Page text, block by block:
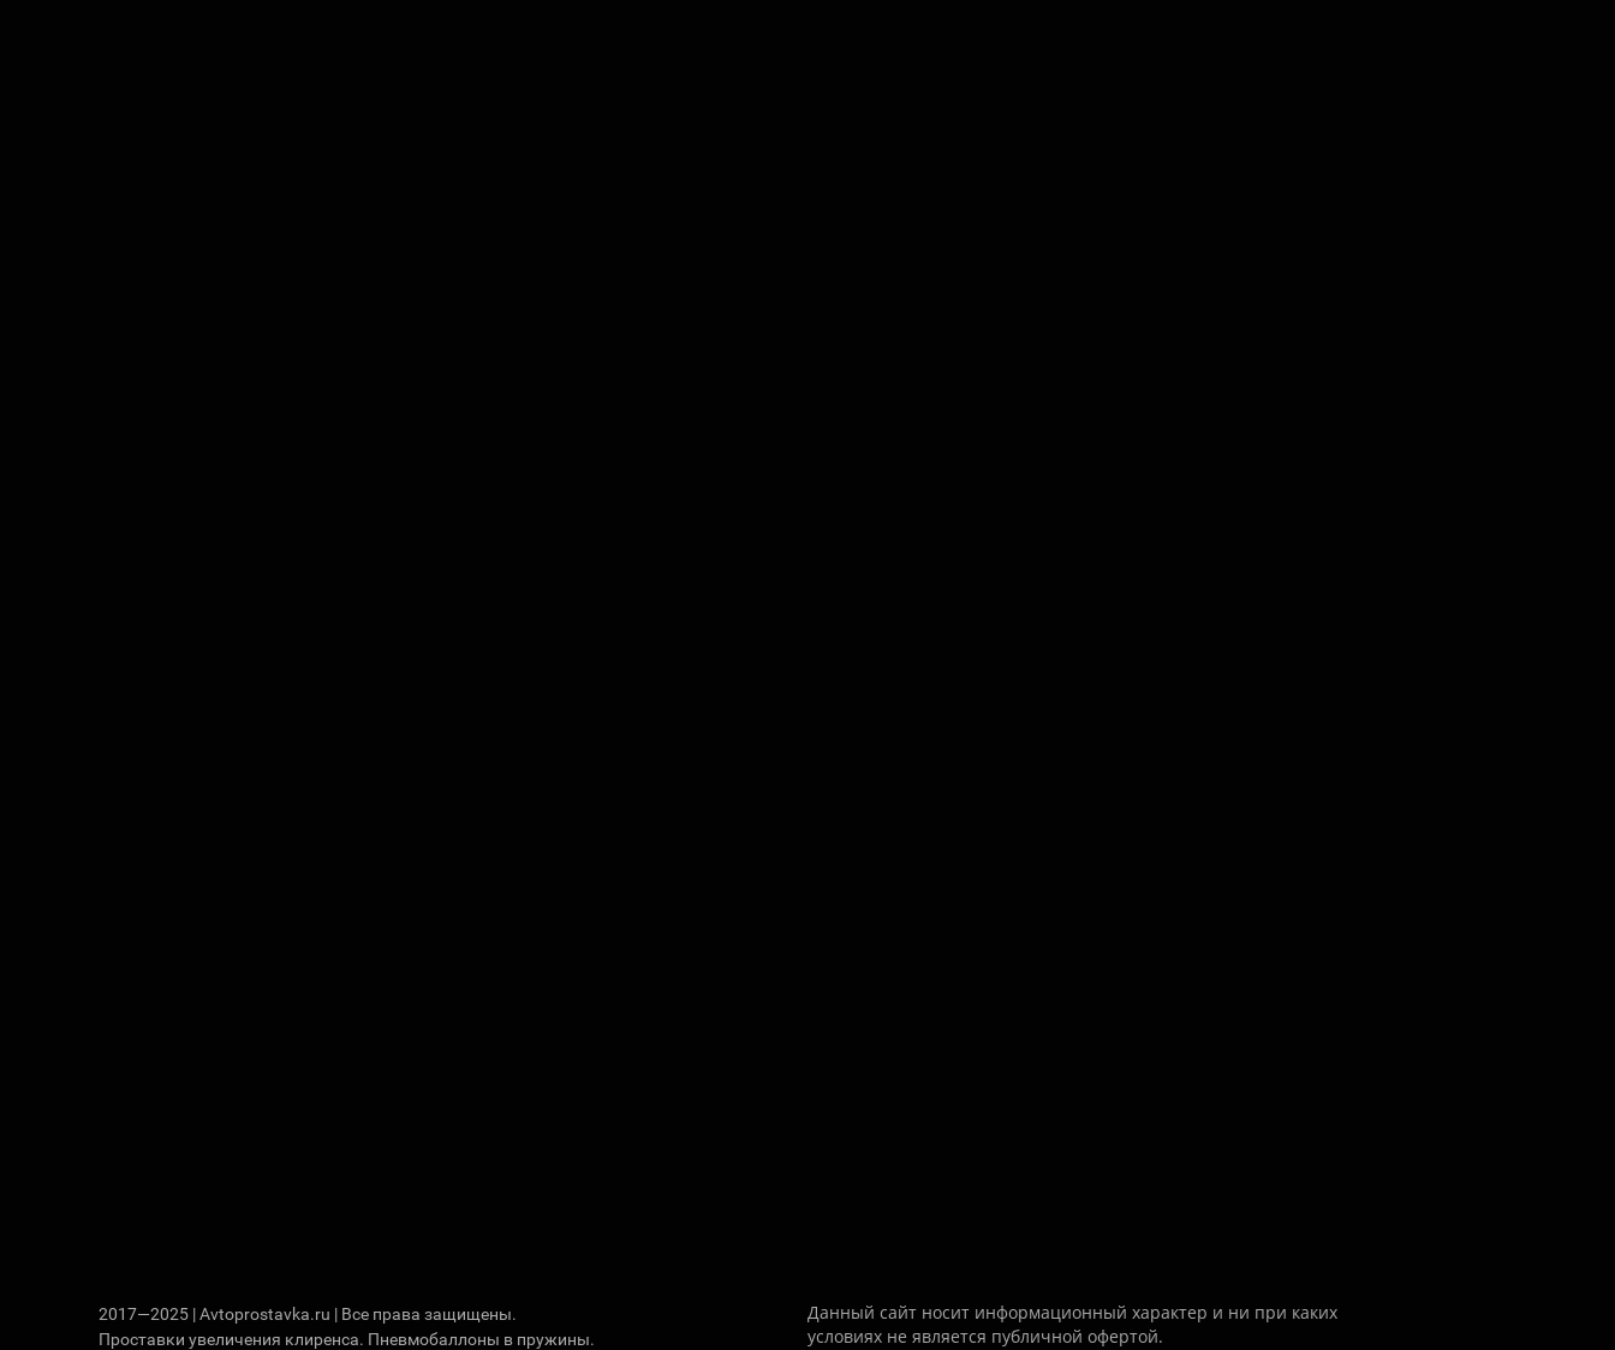
2017—2025 | Avtoprostavka.ru | Все права защищены.
Проставки увеличения клиренса. Пневмобаллоны в пружины.
Данный сайт носит информационный характер и ни при каких
условиях не является публичной офертой.